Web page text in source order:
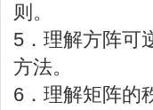
则。
5．理解方阵可
方法。
6．理解矩阵的